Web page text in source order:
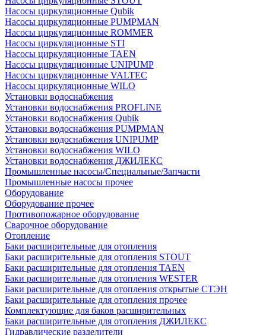
Насосы циркуляционные Qubik
Насосы циркуляционные PUMPMAN
Насосы циркуляционные ROMMER
Насосы циркуляционные STI
Насосы циркуляционные TAEN
Насосы циркуляционные UNIPUMP
Насосы циркуляционные VALTEC
Насосы циркуляционные WILO
Установки водоснабжения
Установки водоснабжения PROFLINE
Установки водоснабжения Qubik
Установки водоснабжения PUMPMAN
Установки водоснабжения UNIPUMP
Установки водоснабжения WILO
Установки водоснабжения ДЖИЛЕКС
Промышленные насосы/Специальные/Запчасти
Промышленные насосы прочее
Оборудование
Оборудование прочее
Противопожарное оборудование
Сварочное оборудование
Отопление
Баки расширительные для отопления
Баки расширительные для отопления STOUT
Баки расширительные для отопления TAEN
Баки расширительные для отопления WESTER
Баки расширительные для отопления открытые СТЭН
Баки расширительные для отопления прочее
Комплектующие для баков расширительных
Баки расширительные для отопления ДЖИЛЕКС
Гидравлические разделители